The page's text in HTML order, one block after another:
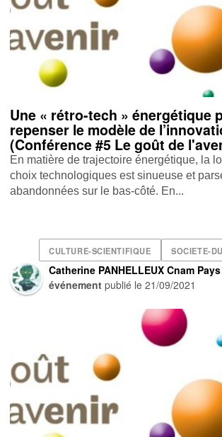
Une « rétro-tech » énergétique
repenser le modèle de
(Conférence #5 Le goût de
En matière de trajectoire énergétique, la
choix technologiques est sinueuse et
abandonnées sur le bas-côté. En...
CULTURE-SCIENTIFIQUE SOCIETE-
Catherine PANHELLEUX Cnam
événement publié le21/09/2021